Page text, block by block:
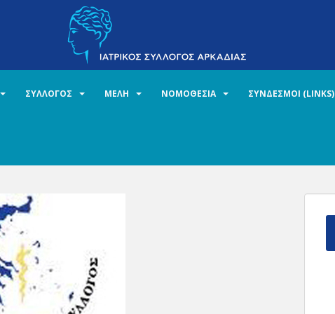
ΣΥΛΛΟΓΟΣ ΜΕΛΗ ΝΟΜΟΘΕΣΙΑ ΣΥΝΔΕΣΜΟΙ (LINKS)